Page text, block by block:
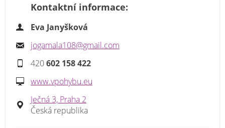
Kontaktní informace:
Eva Janyšková
jogamala108@gmail.com
420602 158 422
www.vpohybu.eu
Ječná 3, Praha 2
Česká republika